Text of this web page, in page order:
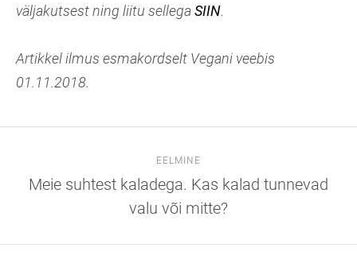
väljakutsest ning liitu sellegaSIIN.
Artikkel ilmus esmakordselt Vegani veebis
01.11.2018.
EELMINE
Meie suhtest kaladega. Kas kalad tunnevad
valu või mitte?